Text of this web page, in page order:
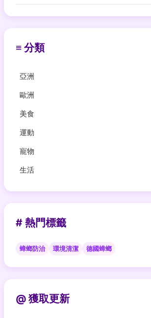
≡ 分類
亞洲
歐洲
美食
運動
寵物
生活
# 熱門標籤
蟑螂防治 環境清潔 德國蟑螂
@ 獲取更新